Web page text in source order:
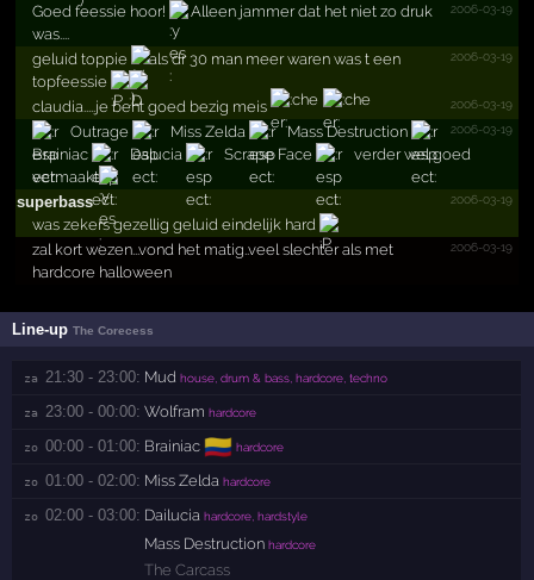
2006-03-19
Goed feessie hoor!
Alleen jammer dat het niet zo druk
was....
2006-03-19
geluid toppie
als dr 30 man meer waren was t een
topfeessie
2006-03-19
claudia.....je bent goed bezig meis
2006-03-19
Outrage Miss Zelda
Mass Destruction
Brainiac
Dalucia Scrape Face
verder wel goed
vermaakt
superbass
2006-03-19
was zekers gezellig geluid eindelijk hard
2006-03-19
zal kort wezen...vond het matig..veel slechter als met
hardcore halloween
Line-upThe Corecess
za 21:30 - 23:00: Mud house, drum & bass, hardcore, techno
za 23:00 - 00:00: Wolfram hardcore
zo 00:00 - 01:00: Brainiac 🇨🇴 hardcore
zo 01:00 - 02:00: Miss Zelda hardcore
zo 02:00 - 03:00: Dailucia hardcore, hardstyle
Mass Destruction hardcore
The Carcass